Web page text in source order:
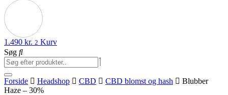
1.490 kr. 2 Kurv
Søg
Forside Headshop CBD CBD blomst og hash
Blubber
Haze – 30%